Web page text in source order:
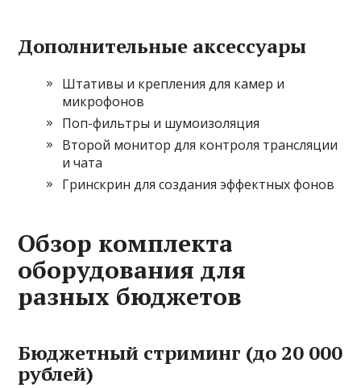
Дополнительные аксессуары
Штативы и крепления для камер и
микрофонов
Поп-фильтры и шумоизоляция
Второй монитор для контроля трансляции
и чата
Гринскрин для создания эффектных фонов
Обзор комплекта
оборудования для
разных бюджетов
Бюджетный стриминг (до 20 000
рублей)